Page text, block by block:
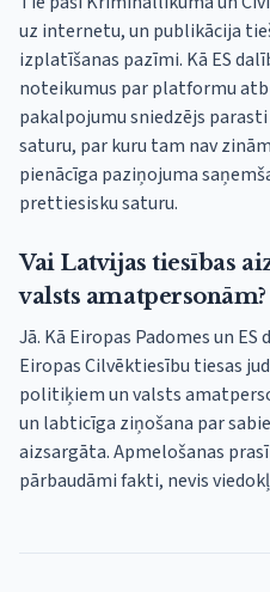
uz internetu, un publikācija
izplatīšanas pazīmi. Kā ES
noteikumus par platformu
pakalpojumu sniedzējs
saturu, par kuru tam nav
pienācīga paziņojuma
prettiesisku saturu.
Vai Latvijas tiesības
valsts amatpersonām?
Jā. Kā Eiropas Padomes un
Eiropas Cilvēktiesību tiesas
politiķiem un valsts
un labticīga ziņošana par
aizsargāta. Apmelošanas
pārbaudāmi fakti, nevis